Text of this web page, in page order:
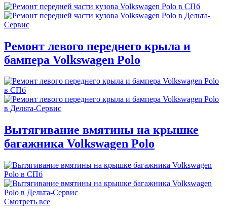
Ремонт левого переднего крыла и
бампера Volkswagen Polo
Вытягивание вмятины на крышке
багажника Volkswagen Polo
Смотреть все